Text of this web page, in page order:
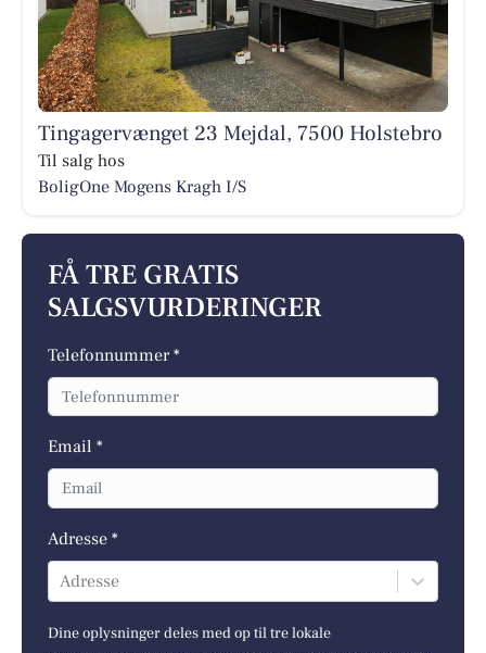
Tingagervænget 23 Mejdal, 7500 Holstebro
Til salg hos
BoligOne Mogens Kragh I/S
FÅ TRE GRATIS
SALGSVURDERINGER
Telefonnummer *
Email *
Adresse *
Adresse
Dine oplysninger deles med op til tre lokale